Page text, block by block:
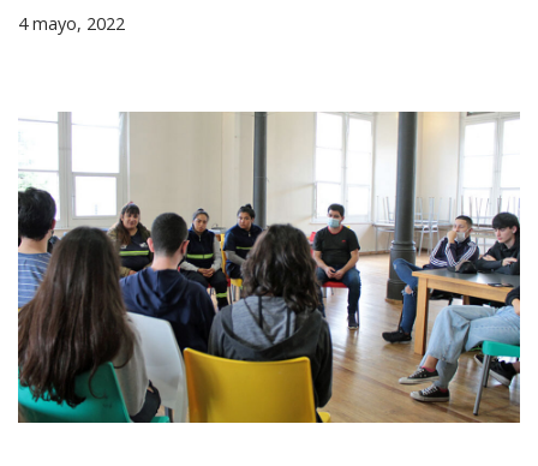
4 mayo, 2022